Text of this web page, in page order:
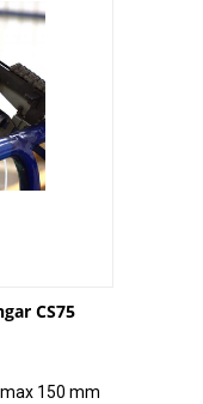
CS75
150 mm